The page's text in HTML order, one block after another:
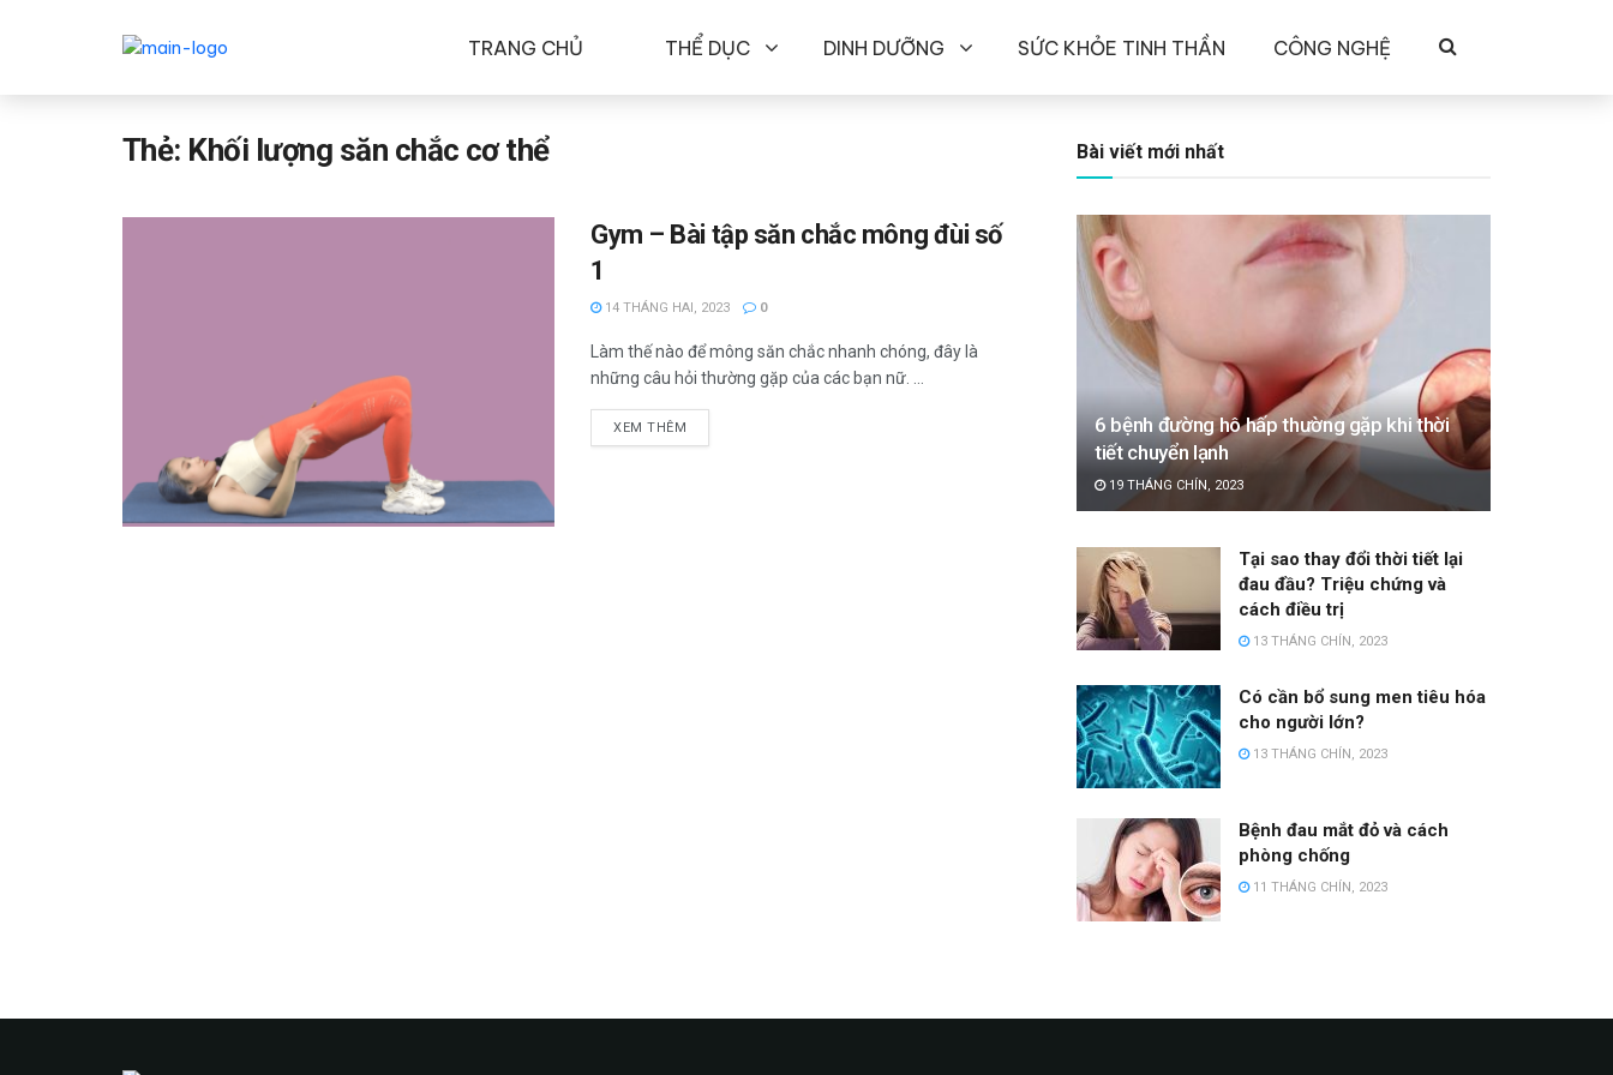
TRANG CHỦ THỂ DỤC DINH DƯỠNG SỨC KHỎE TINH THẦN CÔNG NGHỆ
Thẻ: Khối lượng săn chắc cơ thể
Gym – Bài tập săn chắc mông đùi số
1
14 THÁNG HAI, 2023 0
Làm thế nào để mông săn chắc nhanh chóng, đây là
những câu hỏi thường gặp của các bạn nữ. ...
XEM THÊM
Bài viết mới nhất
6 bệnh đường hô hấp thường gặp khi thời
tiết chuyển lạnh
19 THÁNG CHÍN, 2023
Tại sao thay đổi thời tiết lại
đau đầu? Triệu chứng và
cách điều trị
13 THÁNG CHÍN, 2023
Có cần bổ sung men tiêu hóa
cho người lớn?
13 THÁNG CHÍN, 2023
Bệnh đau mắt đỏ và cách
phòng chống
11 THÁNG CHÍN, 2023